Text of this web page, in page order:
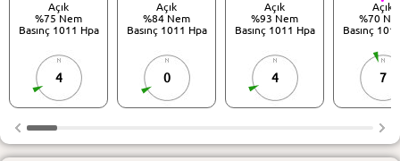
Açık
%75 Nem
Basınç 1011 Hpa
4
Açık
%84 Nem
Basınç 1011 Hpa
0
Açık
%93 Nem
Basınç 1011 Hpa
4
Açık
%70
Basınç
7